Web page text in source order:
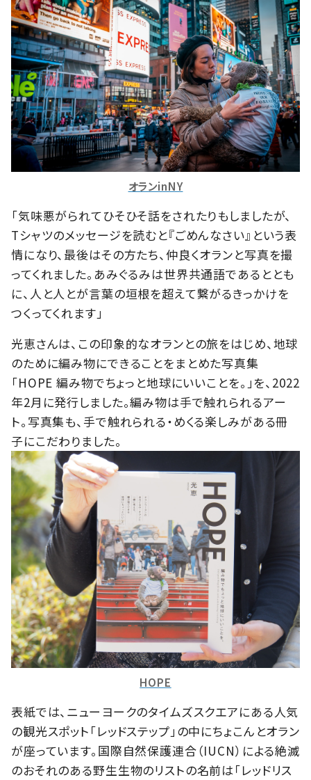
オランinNY
「気味悪がられてひそひそ話をされたりもしましたが、
Tシャツのメッセージを読むと『ごめんなさい』という表
情になり、最後はその方たち、仲良くオランと写真を撮
ってくれました。あみぐるみは世界共通語であるととも
に、人と人とが言葉の垣根を超えて繋がるきっかけを
つくってくれます」
光恵さんは、この印象的なオランとの旅をはじめ、地球
のために編み物にできることをまとめた写真集
「HOPE 編み物でちょっと地球にいいことを。」を、2022
年2月に発行しました。編み物は手で触れられるアー
ト。写真集も、手で触れられる・めくる楽しみがある冊
子にこだわりました。
HOPE
表紙では、ニューヨークのタイムズスクエアにある人気
の観光スポット「レッドステップ」の中にちょこんとオラン
が座っています。国際自然保護連合（IUCN）による絶滅
のおそれのある野生生物のリストの名前は「レッドリス